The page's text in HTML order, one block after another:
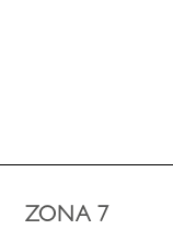
ZONA 7